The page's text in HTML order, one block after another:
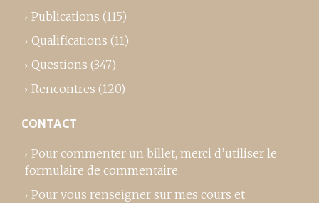
Publications (115)
Qualifications (11)
Questions (347)
Rencontres (120)
CONTACT
Pour commenter un billet, merci d’utiliser le
formulaire de commentaire.
Pour vous renseigner sur mes cours et